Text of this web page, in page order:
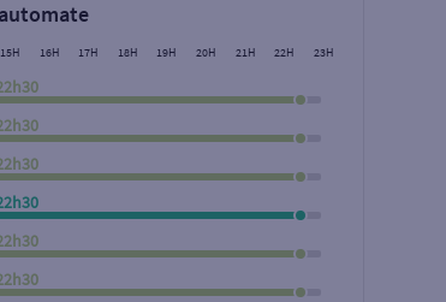
Rechercher
15H 16H 17H 18H 19H 20H 21H 22H 23H